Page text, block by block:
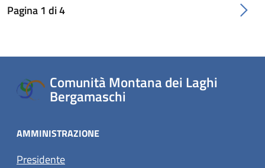
Pagina1 di4
Comunità Montana dei Laghi
Bergamaschi
AMMINISTRAZIONE
Presidente